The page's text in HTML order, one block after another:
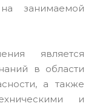
занимаемой
является
в области
а также
и